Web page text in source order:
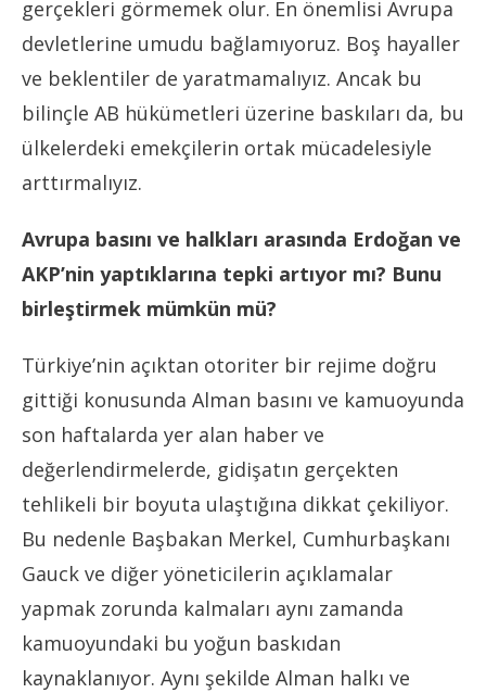
gerçekleri görmemek olur. En önemlisi Avrupa
devletlerine umudu bağlamıyoruz. Boş hayaller
ve beklentiler de yaratmamalıyız. Ancak bu
bilinçle AB hükümetleri üzerine baskıları da, bu
ülkelerdeki emekçilerin ortak mücadelesiyle
arttırmalıyız.
Avrupa basını ve halkları arasında Erdoğan ve
AKP’nin yaptıklarına tepki artıyor mı? Bunu
birleştirmek mümkün mü?
Türkiye’nin açıktan otoriter bir rejime doğru
gittiği konusunda Alman basını ve kamuoyunda
son haftalarda yer alan haber ve
değerlendirmelerde, gidişatın gerçekten
tehlikeli bir boyuta ulaştığına dikkat çekiliyor.
Bu nedenle Başbakan Merkel, Cumhurbaşkanı
Gauck ve diğer yöneticilerin açıklamalar
yapmak zorunda kalmaları aynı zamanda
kamuoyundaki bu yoğun baskıdan
kaynaklanıyor. Aynı şekilde Alman halkı ve